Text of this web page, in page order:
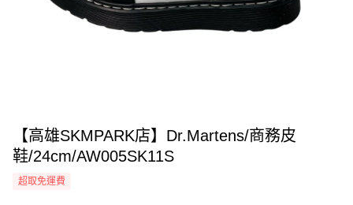
【高雄SKMPARK店】Dr.Martens/商務皮
鞋/24cm/AW005SK11S
超取免運費